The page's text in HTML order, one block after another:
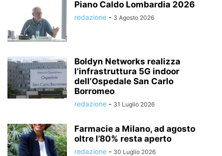
Piano Caldo Lombardia 2026
redazione - 3 Agosto 2026
Boldyn Networks realizza
l’infrastruttura 5G indoor
dell’Ospedale San Carlo
Borromeo
redazione - 31 Luglio 2026
Farmacie a Milano, ad agosto
oltre l’80% resta aperto
redazione - 30 Luglio 2026